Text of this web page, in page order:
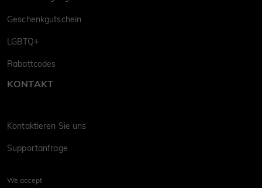
Geschenkgutschein
LGBTQ+
Rabattcodes
KONTAKT
Kontaktieren Sie uns
Supportanfrage
We accept